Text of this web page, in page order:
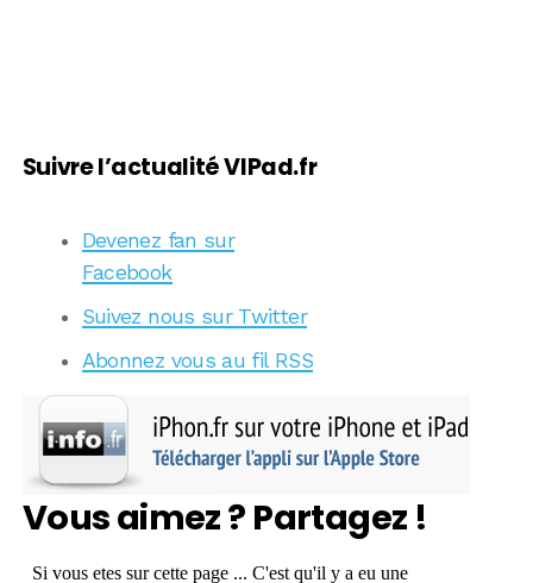
Suivre l’actualité VIPad.fr
Devenez fan sur
Facebook
Suivez nous sur Twitter
Abonnez vous au fil RSS
Vous aimez ? Partagez !